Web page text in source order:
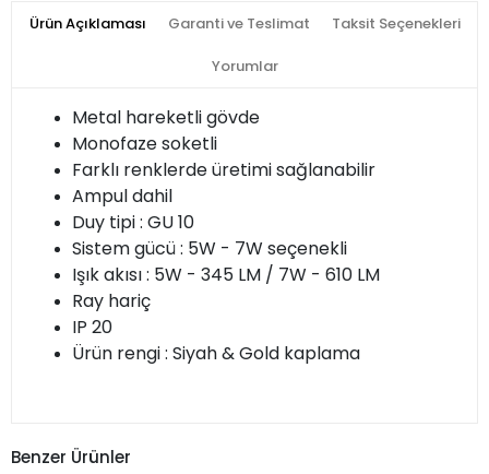
Ürün Açıklaması Garanti ve Teslimat Taksit Seçenekleri
Yorumlar
Metal hareketli gövde
Monofaze soketli
Farklı renklerde üretimi sağlanabilir
Ampul dahil
Duy tipi : GU 10
Sistem gücü : 5W - 7W seçenekli
Işık akısı : 5W - 345 LM / 7W - 610 LM
Ray hariç
IP 20
Ürün rengi : Siyah & Gold kaplama
Benzer Ürünler